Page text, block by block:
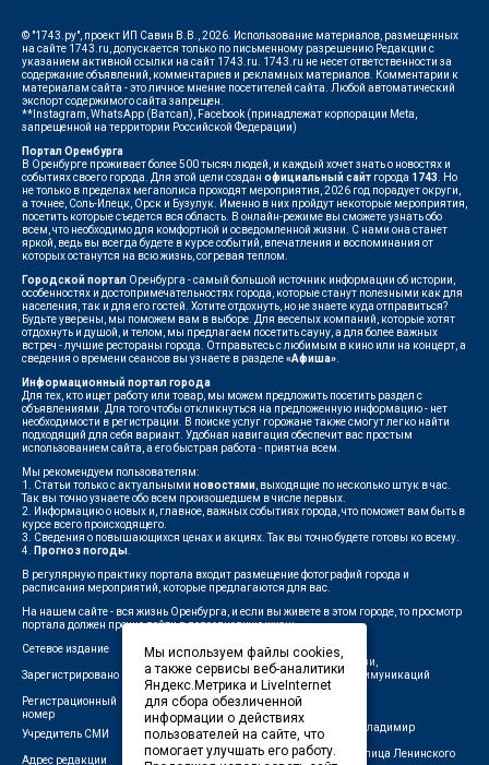
© "1743.ру", проект ИП Савин В.В., 2026. Использование материалов, размещенных
на сайте 1743.ru, допускается только по письменному разрешению Редакции с
указанием активной ссылки на сайт 1743.ru. 1743.ru не несет ответственности за
содержание объявлений, комментариев и рекламных материалов. Комментарии к
материалам сайта - это личное мнение посетителей сайта. Любой автоматический
экспорт содержимого сайта запрещен.
**Instagram, WhatsApp (Ватсап), Facebook (принадлежат корпорации Meta,
запрещенной на территории Российской Федерации)
Портал Оренбурга
В Оренбурге проживает более 500 тысяч людей, и каждый хочет знать о новостях и
событиях своего города. Для этой цели создан официальный сайт города 1743 . Но
не только в пределах мегаполиса проходят мероприятия, 2026 год порадует округи,
а точнее, Соль-Илецк, Орск и Бузулук. Именно в них пройдут некоторые мероприятия,
посетить которые съедется вся область. В онлайн-режиме вы сможете узнать обо
всем, что необходимо для комфортной и осведомленной жизни. С нами она станет
яркой, ведь вы всегда будете в курсе событий, впечатления и воспоминания от
которых останутся на всю жизнь, согревая теплом.
Городской портал Оренбурга - самый большой источник информации об истории,
особенностях и достопримечательностях города, которые станут полезными как для
населения, так и для его гостей. Хотите отдохнуть, но не знаете куда отправиться?
Будьте уверены, мы поможем вам в выборе. Для веселых компаний, которые хотят
отдохнуть и душой, и телом, мы предлагаем посетить сауну, а для более важных
встреч - лучшие рестораны города. Отправьтесь с любимым в кино или на концерт, а
сведения о времени сеансов вы узнаете в разделе«Афиша»
Информационный портал города
Для тех, кто ищет работу или товар, мы можем предложить посетить раздел с
объявлениями. Для того чтобы откликнуться на предложенную информацию - нет
необходимости в регистрации. В поиске услуг горожане также смогут легко найти
подходящий для себя вариант. Удобная навигация обеспечит вас простым
использованием сайта, а его быстрая работа - приятна всем.
Мы рекомендуем пользователям:
1. Статьи только с актуальными новостями , выходящие по несколько штук в час.
Так вы точно узнаете обо всем произошедшем в числе первых.
2. Информацию о новых и, главное, важных событиях города, что поможет вам быть в
курсе всего происходящего.
3. Сведения о повышающихся ценах и акциях. Так вы точно будете готовы ко всему.
4.
Прогноз погоды
В регулярную практику портала входит размещение фотографий города и
расписания мероприятий, которые предлагаются для вас.
На нашем сайте - вся жизнь Оренбурга, и если вы живете в этом городе, то просмотр
портала должен прочно войти в повседневную жизнь.
Сетевое издание
"1743"
Зарегистрировано
Федеральной службой по надзору в сфере связи,
информационных технологий и массовых коммуникаций
(Роскомнадзор)
Регистрационный
номер
ЭЛ № ФС 77-75960 от 19.06.2019 г.
Учредитель СМИ
Индивидуальный предприниматель Савин Владимир
Валерьевич
Адрес редакции
462411, Оренбургская область, город Орск, улица Ленинского
Мы используем файлы cookies,
а также сервисы веб-аналитики
Яндекс.Метрика и LiveInternet
для сбора обезличенной
информации о действиях
пользователей на сайте, что
помогает улучшать его работу.